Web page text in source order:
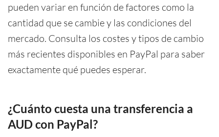
pueden variar en función de factores como la
cantidad que se cambie y las condiciones del
mercado. Consulta los costes y tipos de cambio
más recientes disponibles en PayPal para saber
exactamente qué puedes esperar.
¿Cuánto cuesta una transferencia a
AUD con PayPal?